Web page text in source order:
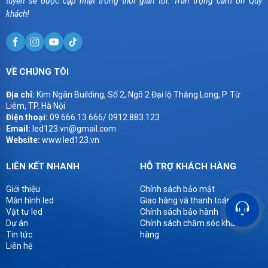
khách!
VỀ CHÚNG TÔI
Địa chỉ: Kim Ngân Building, Số 2, Ngõ 2 Đại lộ Thăng Long, P. Từ
Liêm, TP. Hà Nội
Điện thoại: 09.666.13.666/ 0912.883.123
Email: led123.vn@gmail.com
Website: www.led123.vn
LIÊN KẾT NHANH
Giới thiệu
Màn hình led
Vật tư led
Dự án
Tin tức
Liên hệ
HỖ TRỢ KHÁCH HÀNG
Chính sách bảo mật
Giao hàng và thanh toán
Chính sách bảo hành
Chính sách chăm sóc khách
hàng